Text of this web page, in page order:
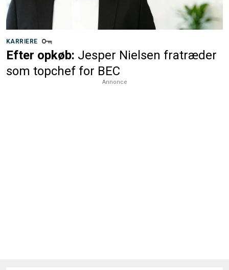
KARRIERE
Efter opkøb: Jesper Nielsen fratræder
som topchef for BEC
Annonce